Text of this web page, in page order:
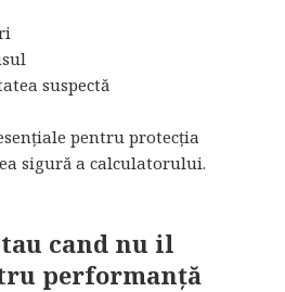
suspectă
pentru protecția
sigură a calculatorului.
tau cand nu il
performanță